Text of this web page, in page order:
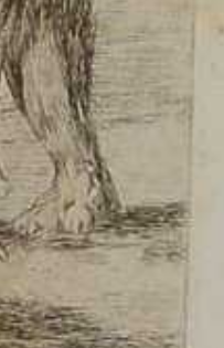
segur, malgrat que en
les acusacions que
horaciana “ut pictura
que estima más a
que la naturaleza
aquella feliz imitación,
de Jovellanos, mostra
d’aquesta carpeta –amb
perfumes y licores,